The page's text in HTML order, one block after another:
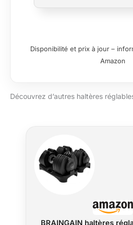
réglages sur la version
32,5 kg) ou 26 réglages
équipées d'une poignée
moletée antidérapante,
conçues pour offrir
à chaque répétition.
SÛRETÉ À CHAQUE
goupille en acier maintient
Disponibilité et prix à jour –
Amazon
Découvrez d’autres haltères